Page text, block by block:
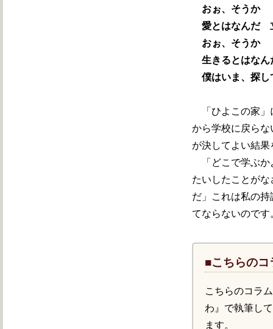
おぉ、そうか
愛とはなんだ
おぉ、そうか
生きるとはな
僕はいま、探し
「ひよこの家」
から学校に戻ら
が決してよい結
「どこで学ぶか
たいしたことが
だ」これは私の
てならないのです
■こちらの
こちらのコラ
わ』で執筆し
ます。